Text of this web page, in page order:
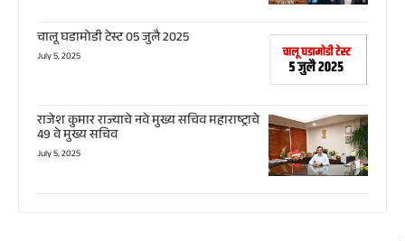
चालू घडामोडी टेस्ट 05 जुलै 2025
July 5, 2025
राजेश कुमार राज्याचे नवे मुख्य सचिव महाराष्ट्राचे
49 वे मुख्य सचिव
July 5, 2025